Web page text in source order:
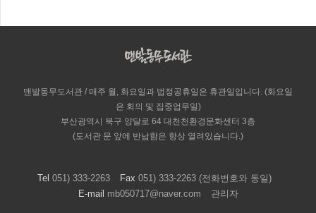
맨발동무도서관 / 매주 월, 화요일과 법정공휴일은 휴관일입니다. (화요일
은 회의 및 집중업무일)
부산광역시 북구 양달로 64 대천천환경문화센터 3층
(도서관 문 앞에 반납함은 항상 열려있습니다.)
Tel 051) 333-2263 Fax 051) 333-2263 (전화번호와 동일)
E-mail mb050717@naver.com 관리자